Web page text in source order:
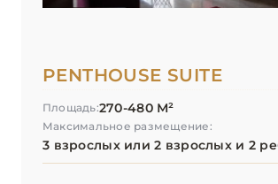
PENTHOUSE SUITE
Площадь:270-480 М²
Максимальное размещение:
3 взрослых или 2 взрослых и 2